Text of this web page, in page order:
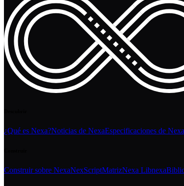
¿Qué es Nexa?Noticias de NexaEspecificaciones de Nexa
Construir sobre NexaNexScriptMatrizNexa Libnexa